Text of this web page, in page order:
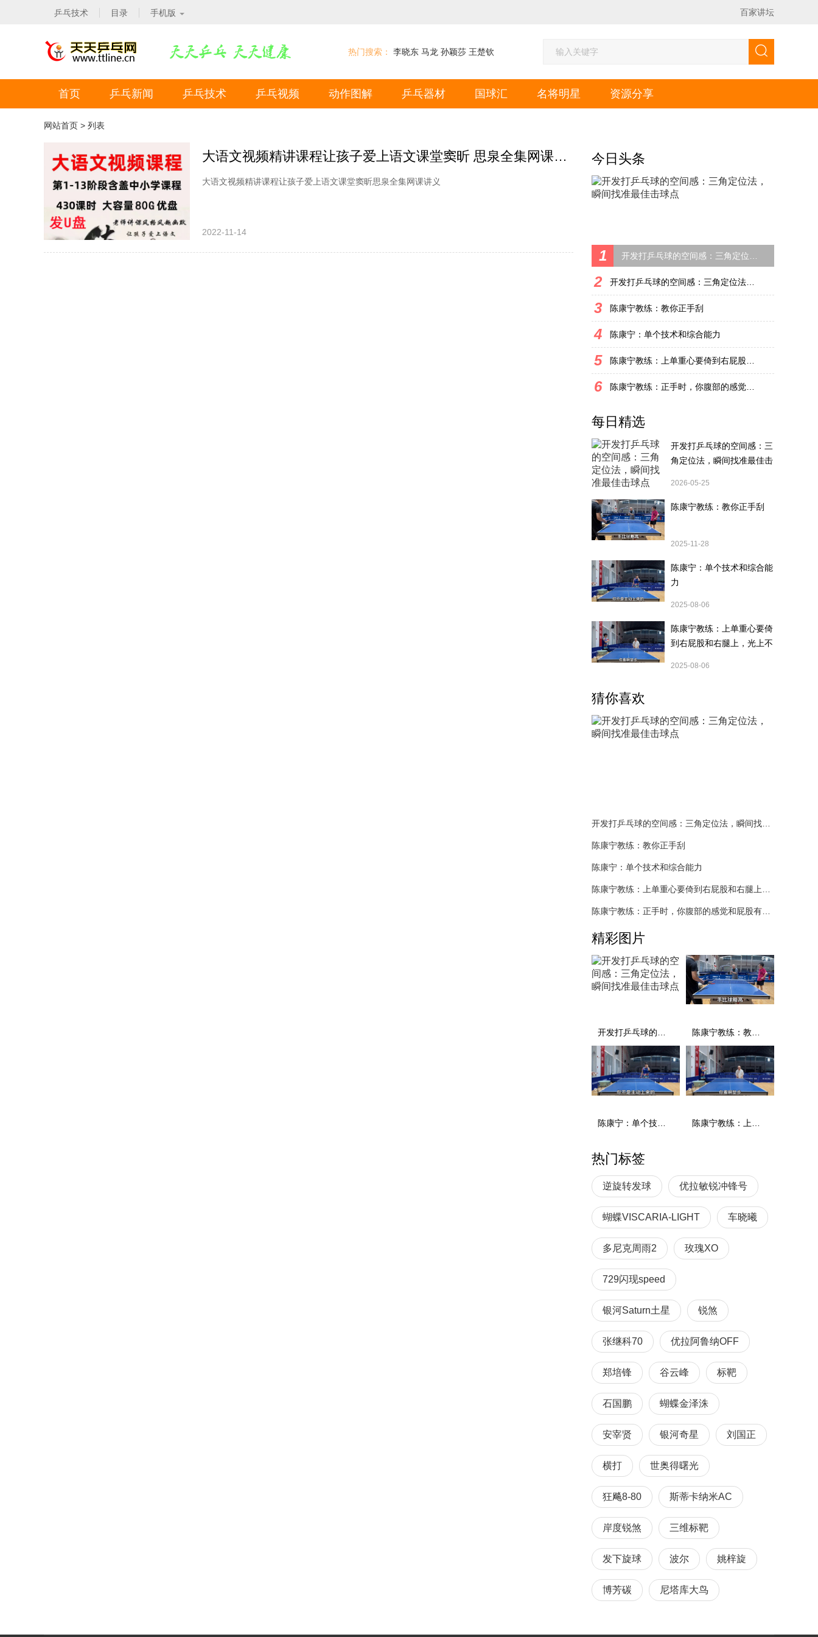
乒乓技术 目录 手机版 百家讲坛
热门搜索： 李晓东 马龙 孙颖莎 王楚钦
首页 乒乓新闻 乒乓技术 乒乓视频 动作图解 乒乓器材 国球汇 名将明星 资源分享
网站首页 > 列表
大语文视频精讲课程让孩子爱上语文课堂窦昕 思泉全集网课讲义
大语文视频精讲课程让孩子爱上语文课堂窦昕思泉全集网课讲义
2022-11-14
今日头条
1
2
3 陈康宁教练：教你正手刮
4 陈康宁：单个技术和综合能力
5
6
每日精选
开发打乒乓球的空间感：三
角定位法，瞬间找准最佳击
2026-05-25
陈康宁教练：教你正手刮
2025-11-28
陈康宁：单个技术和综合能
力
2025-08-06
陈康宁教练：上单重心要倚
到右屁股和右腿上，光上不
2025-08-06
猜你喜欢
陈康宁教练：教你正手刮
陈康宁：单个技术和综合能力
精彩图片
热门标签
逆旋转发球 优拉敏锐冲锋号
蝴蝶VISCARIA-LIGHT 车晓曦
多尼克周雨2 玫瑰XO
729闪现speed
银河Saturn土星 锐煞
张继科70 优拉阿鲁纳OFF
郑培锋 谷云峰 标靶
石国鹏 蝴蝶金泽洙
安宰贤 银河奇星 刘国正
横打 世奥得曙光
狂飚8-80 斯蒂卡纳米AC
岸度锐煞 三维标靶
发下旋球 波尔 姚梓旋
博芳碳 尼塔库大鸟